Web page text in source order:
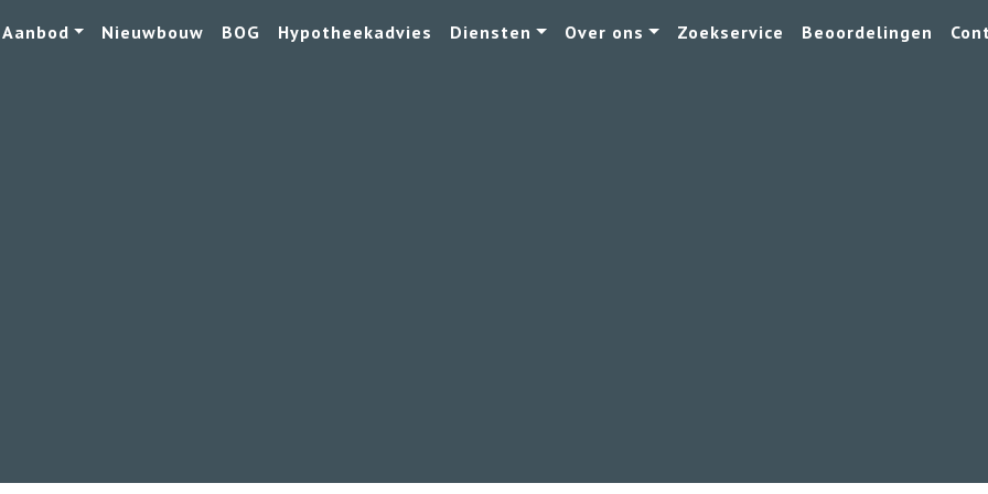
Aanbod Nieuwbouw BOG Hypotheekadvies Diensten Over ons Zoekservice Beoordelingen